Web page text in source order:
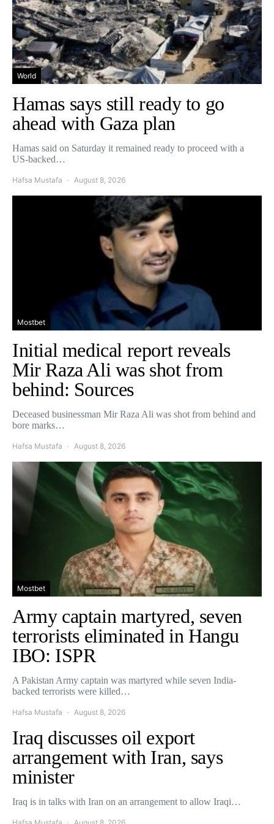
World
Hamas says still ready to go
ahead with Gaza plan
Hamas said on Saturday it remained ready to proceed with a
US-backed…
Hafsa Mustafa August 8, 2026
Mostbet
Initial medical report reveals
Mir Raza Ali was shot from
behind: Sources
Deceased businessman Mir Raza Ali was shot from behind and
bore marks…
Hafsa Mustafa August 8, 2026
Mostbet
Army captain martyred, seven
terrorists eliminated in Hangu
IBO: ISPR
A Pakistan Army captain was martyred while seven India-
backed terrorists were killed…
Hafsa Mustafa August 8, 2026
Iraq discusses oil export
arrangement with Iran, says
minister
Iraq is in talks with Iran on an arrangement to allow Iraqi…